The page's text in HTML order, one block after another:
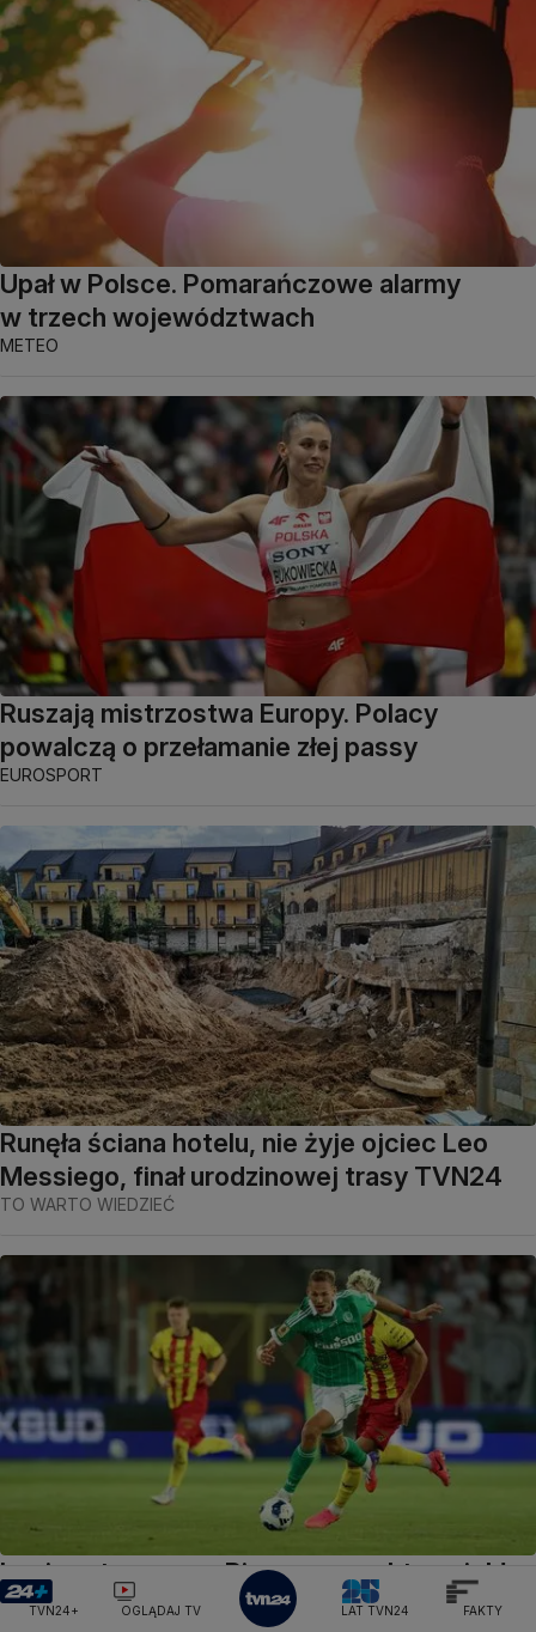
Upał w Polsce. Pomarańczowe alarmy
w trzech województwach
METEO
Ruszają mistrzostwa Europy. Polacy
powalczą o przełamanie złej passy
EUROSPORT
Runęła ściana hotelu, nie żyje ojciec Leo
Messiego, finał urodzinowej trasy TVN24
TO WARTO WIEDZIEĆ
Legia zatrzymana. Pierwsze punkty uciekły
w Kielcach
TVN24+ OGLĄDAJ TV LAT TVN24 FAKTY